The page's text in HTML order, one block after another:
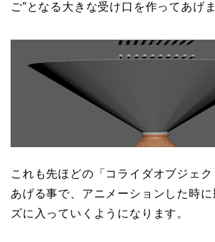
ご”となる大きな受け口を作ってあげま
これも先ほどの「コライダオブジェ
あげる事で、アニメーションした時
ズに入っていくようになります。